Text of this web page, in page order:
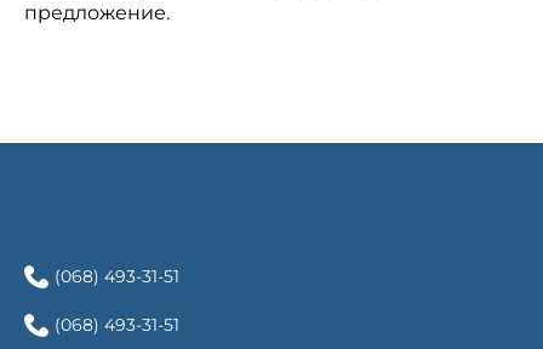
предложение.
(068) 493-31-51
(068) 493-31-51